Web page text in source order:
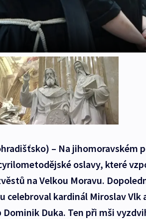
– Na jihomoravském
oslavy, které
na Velkou Moravu.
celebroval kardinál Miroslav
Dominik Duka. Ten při mši